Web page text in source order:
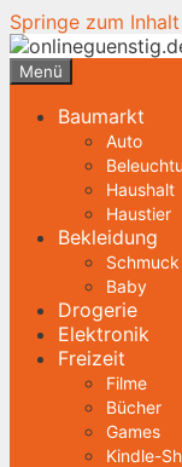
Springe zum Inhalt
Menü
Baumarkt
Auto
Haushalt
Haustier
Bekleidung
Baby
Drogerie
Elektronik
Freizeit
Filme
Bücher
Games
Kindle-